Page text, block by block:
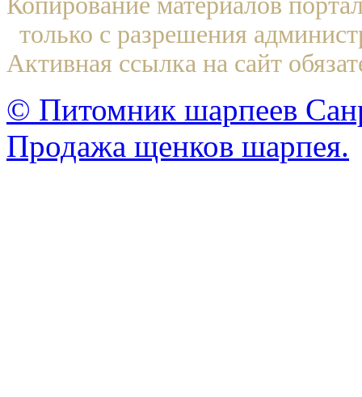
только с разрешения
Активная ссылка на сайт
© Питомник шарпеев
Продажа щенков шарпея.